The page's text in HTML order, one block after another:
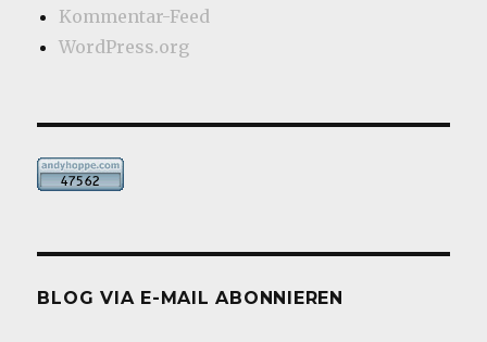
Kommentar-Feed
WordPress.org
BLOG VIA E-MAIL ABONNIEREN